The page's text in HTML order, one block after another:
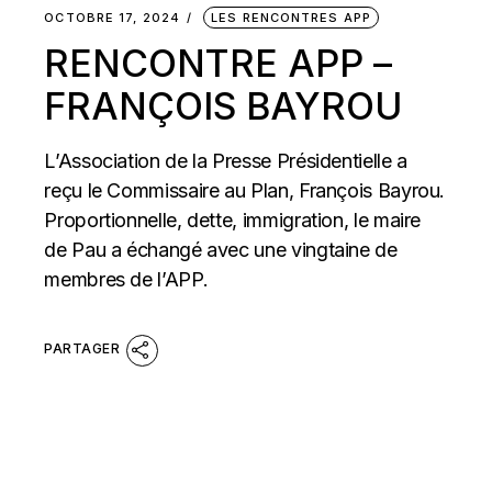
OCTOBRE 17, 2024 LES RENCONTRES APP
RENCONTRE APP –
FRANÇOIS BAYROU
L’Association de la Presse Présidentielle a
reçu le Commissaire au Plan, François Bayrou.
Proportionnelle, dette, immigration, le maire
de Pau a échangé avec une vingtaine de
membres de l’APP.